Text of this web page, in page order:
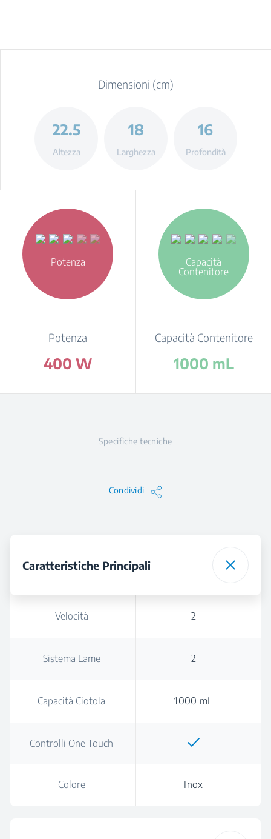
Dimensioni (cm)
22.5
Altezza
18
Larghezza
16
Profondità
Potenza
Potenza
400 W
Capacità
Contenitore
Capacità Contenitore
1000 mL
Specifiche tecniche
Condividi
Caratteristiche Principali
Velocità 2
Sistema Lame 2
Capacità Ciotola 1000 mL
Controlli One Touch
Colore Inox